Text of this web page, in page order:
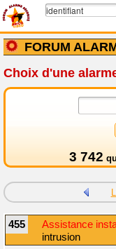
FORUM
Choix d'une
3 742
455 Assistance
intrusion